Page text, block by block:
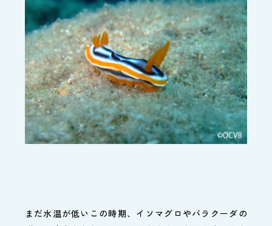
まだ水温が低いこの時期、イソマグロやバラクーダの